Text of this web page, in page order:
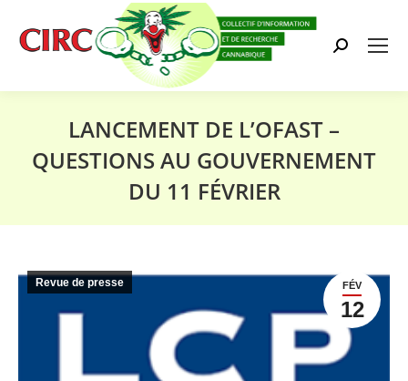
Search:
LANCEMENT DE L’OFAST –
QUESTIONS AU GOUVERNEMENT
DU 11 FÉVRIER
FÉV
12
Revue de presse